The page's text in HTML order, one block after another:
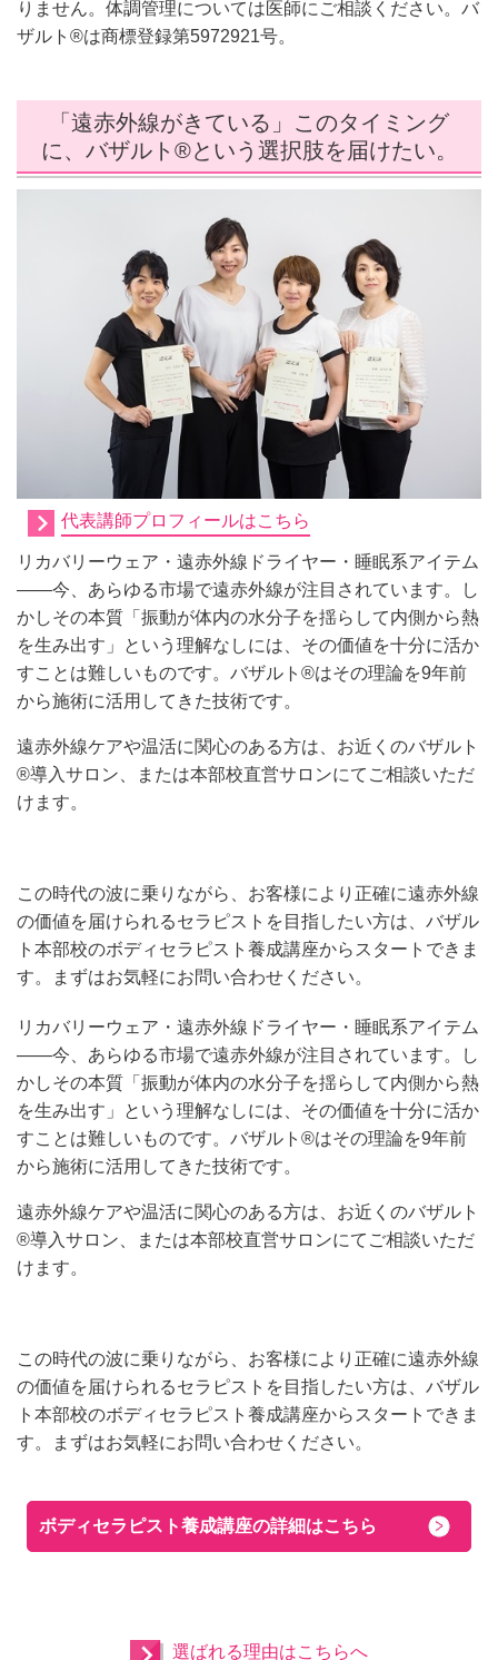
りません。体調管理については医師にご相談ください。バ
ザルト®は商標登録第5972921号。
「遠赤外線がきている」このタイミング
に、バザルト®という選択肢を届けたい。
代表講師プロフィールはこちら
リカバリーウェア・遠赤外線ドライヤー・睡眠系アイテム
——今、あらゆる市場で遠赤外線が注目されています。し
かしその本質「振動が体内の水分子を揺らして内側から熱
を生み出す」という理解なしには、その価値を十分に活か
すことは難しいものです。バザルト®はその理論を9年前
から施術に活用してきた技術です。
遠赤外線ケアや温活に関心のある方は、お近くのバザルト
®導入サロン、または本部校直営サロンにてご相談いただ
けます。
この時代の波に乗りながら、お客様により正確に遠赤外線
の価値を届けられるセラピストを目指したい方は、バザル
ト本部校のボディセラピスト養成講座からスタートできま
す。まずはお気軽にお問い合わせください。
リカバリーウェア・遠赤外線ドライヤー・睡眠系アイテム
——今、あらゆる市場で遠赤外線が注目されています。し
かしその本質「振動が体内の水分子を揺らして内側から熱
を生み出す」という理解なしには、その価値を十分に活か
すことは難しいものです。バザルト®はその理論を9年前
から施術に活用してきた技術です。
遠赤外線ケアや温活に関心のある方は、お近くのバザルト
®導入サロン、または本部校直営サロンにてご相談いただ
けます。
この時代の波に乗りながら、お客様により正確に遠赤外線
の価値を届けられるセラピストを目指したい方は、バザル
ト本部校のボディセラピスト養成講座からスタートできま
す。まずはお気軽にお問い合わせください。
ボディセラピスト養成講座の詳細はこちら
選ばれる理由はこちらへ